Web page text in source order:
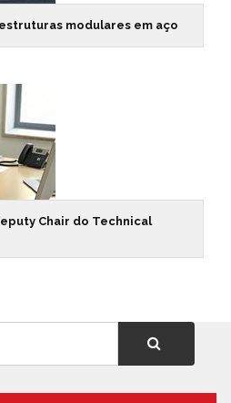
modulares em aço
Chair do Technical